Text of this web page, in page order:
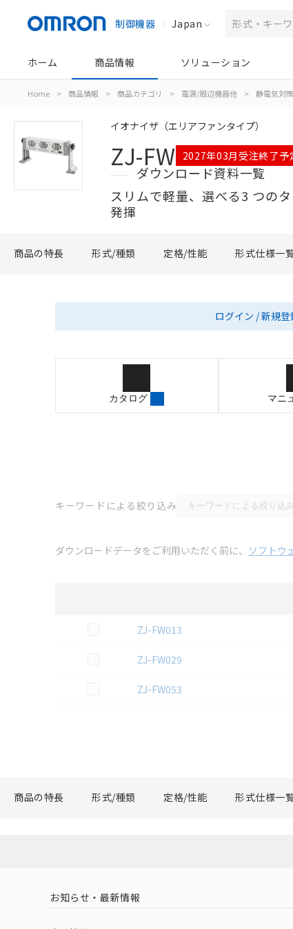
制御機器 Japan
ホーム 商品情報 ソリューション
Home > 商品情報 > 商品カテゴリ > 電源/周辺機器他 > 静電気対
イオナイザ（エリアファンタイプ）
ZJ-FW 2027年03月受注終了予
ダウンロード資料一覧
スリムで軽量、選べる3 つの
発揮
商品の特長 形式/種類 定格/性能 形式仕様一
ログイン / 新規登
カタログ マニ
キーワードによる絞り込み
ダウンロードデータをご利用いただく前に、 ソフトウ
この資料を選択
ZJ-FW013
この資料を選択
ZJ-FW029
この資料を選択
ZJ-FW053
商品の特長 形式/種類 定格/性能 形式仕様一
お知らせ・最新情報